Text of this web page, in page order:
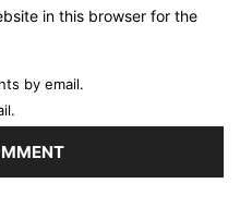
in this browser for the
by email.